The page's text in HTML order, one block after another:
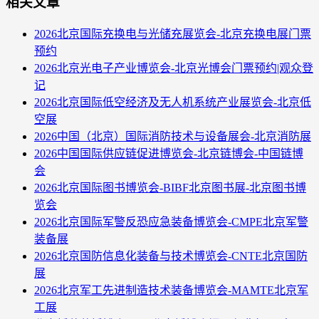
2026北京国际充换电与光储充展览会-北京充换电展门票
预约
2026北京光电子产业博览会-北京光博会门票预约|观众登
记
2026北京国际低空经济及无人机系统产业展览会-北京低
空展
2026中国（北京）国际消防技术与设备展会-北京消防展
2026中国国际供应链促进博览会-北京链博会-中国链博
会
2026北京国际图书博览会-BIBF北京图书展-北京图书博
览会
2026北京国际军警反恐应急装备博览会-CMPE北京军警
装备展
2026北京国防信息化装备与技术博览会-CNTE北京国防
展
2026北京军工先进制造技术装备博览会-MAMTE北京军
工展